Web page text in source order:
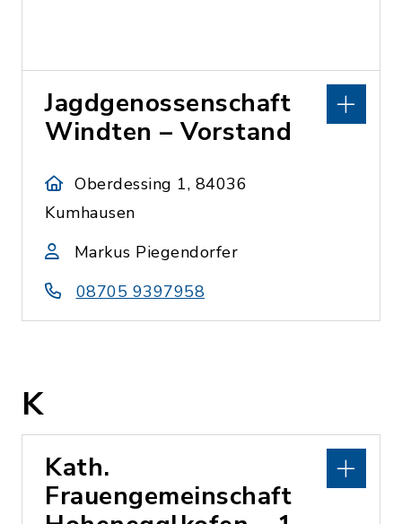
Jagdgenossenschaft
Windten – Vorstand
Oberdessing 1, 84036
Kumhausen
Markus Piegendorfer
08705 9397958
K
Kath.
Frauengemeinschaft